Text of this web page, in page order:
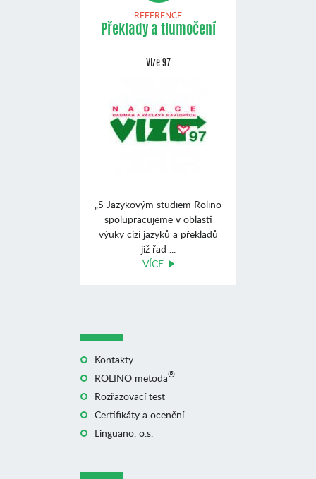
REFERENCE
Překlady a tlumočení
Vize 97
„S Jazykovým studiem Rolino
spolupracujeme v oblasti
výuky cizí jazyků a překladů
již řad ...
VÍCE
Kontakty
ROLINO metoda®
Rozřazovací test
Certifikáty a ocenění
Linguano, o.s.